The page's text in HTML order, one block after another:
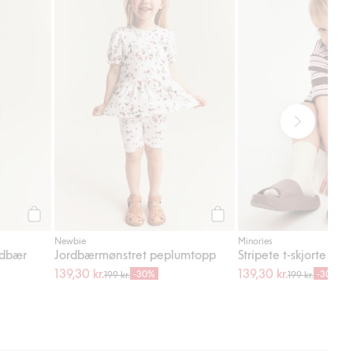
Newbie
Jordbærmønstret peplumtopp
139,30 kr.199 kr. -30%
Minories
Stripete t-skjorte
139,30 kr.199 kr. -30%